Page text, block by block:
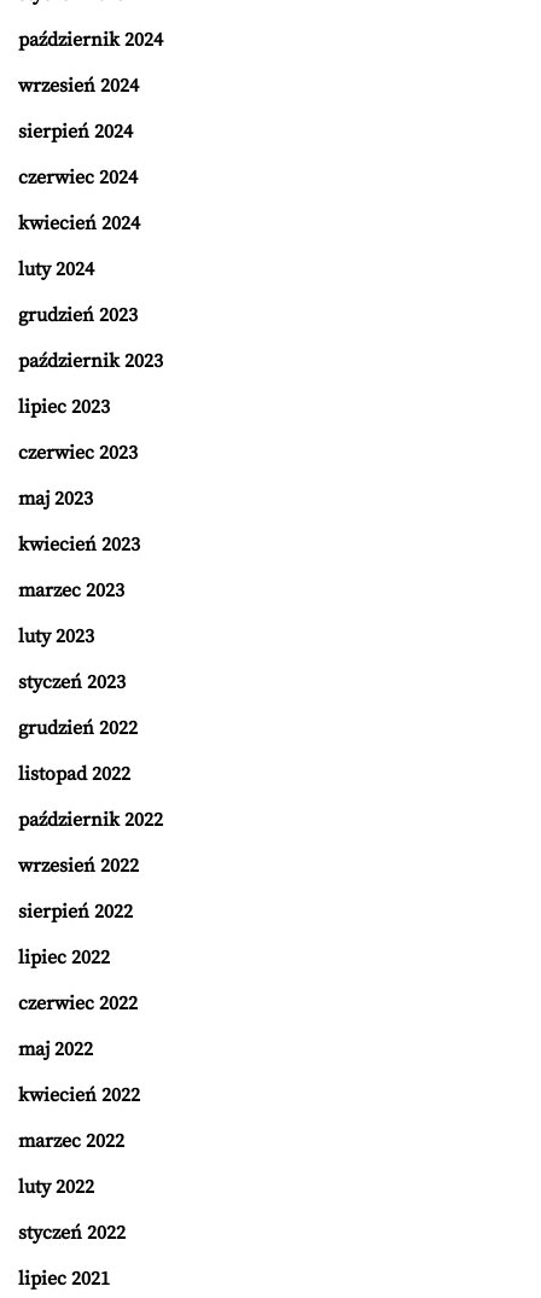
październik 2024
wrzesień 2024
sierpień 2024
czerwiec 2024
kwiecień 2024
luty 2024
grudzień 2023
październik 2023
lipiec 2023
czerwiec 2023
maj 2023
kwiecień 2023
marzec 2023
luty 2023
styczeń 2023
grudzień 2022
listopad 2022
październik 2022
wrzesień 2022
sierpień 2022
lipiec 2022
czerwiec 2022
maj 2022
kwiecień 2022
marzec 2022
luty 2022
styczeń 2022
lipiec 2021